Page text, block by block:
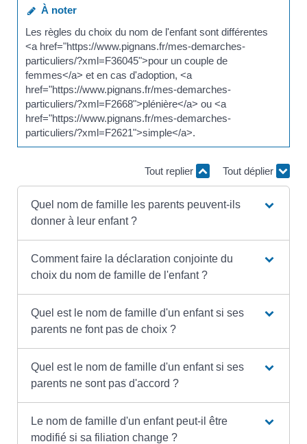
À noter
Les règles du choix du nom de l'enfant sont différentes
<a href="https://www.pignans.fr/mes-demarches-
particuliers/?xml=F36045">pour un couple de
femmes</a> et en cas d'adoption, <a
href="https://www.pignans.fr/mes-demarches-
particuliers/?xml=F2668">plénière</a> ou <a
href="https://www.pignans.fr/mes-demarches-
particuliers/?xml=F2621">simple</a>.
Tout replier Tout déplier
Quel nom de famille les parents peuvent-ils
donner à leur enfant ?
Comment faire la déclaration conjointe du
choix du nom de famille de l'enfant ?
Quel est le nom de famille d'un enfant si ses
parents ne font pas de choix ?
Quel est le nom de famille d'un enfant si ses
parents ne sont pas d'accord ?
Le nom de famille d'un enfant peut-il être
modifié si sa filiation change ?